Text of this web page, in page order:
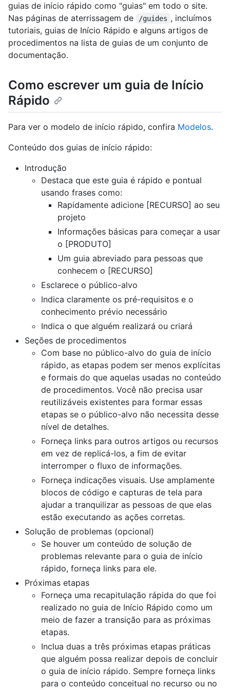
guias de início rápido como "guias" em todo o site.
Nas páginas de aterrissagem de
/guides , incluímos
tutoriais, guias de Início Rápido e alguns artigos de
procedimentos na lista de guias de um conjunto de
documentação.
Como escrever um guia de Início
Rápido
Para ver o modelo de início rápido, confira Modelos.
Conteúdo dos guias de início rápido:
Introdução
Destaca que este guia é rápido e pontual
usando frases como:
Rapidamente adicione [RECURSO] ao seu
projeto
Informações básicas para começar a usar
o [PRODUTO]
Um guia abreviado para pessoas que
conhecem o [RECURSO]
Esclarece o público-alvo
Indica claramente os pré-requisitos e o
conhecimento prévio necessário
Indica o que alguém realizará ou criará
Seções de procedimentos
Com base no público-alvo do guia de início
rápido, as etapas podem ser menos explícitas
e formais do que aquelas usadas no conteúdo
de procedimentos. Você não precisa usar
reutilizáveis existentes para formar essas
etapas se o público-alvo não necessita desse
nível de detalhes.
Forneça links para outros artigos ou recursos
em vez de replicá-los, a fim de evitar
interromper o fluxo de informações.
Forneça indicações visuais. Use amplamente
blocos de código e capturas de tela para
ajudar a tranquilizar as pessoas de que elas
estão executando as ações corretas.
Solução de problemas (opcional)
Se houver um conteúdo de solução de
problemas relevante para o guia de início
rápido, forneça links para ele.
Próximas etapas
Forneça uma recapitulação rápida do que foi
realizado no guia de Início Rápido como um
meio de fazer a transição para as próximas
etapas.
Inclua duas a três próximas etapas práticas
que alguém possa realizar depois de concluir
o guia de início rápido. Sempre forneça links
para o conteúdo conceitual no recurso ou no